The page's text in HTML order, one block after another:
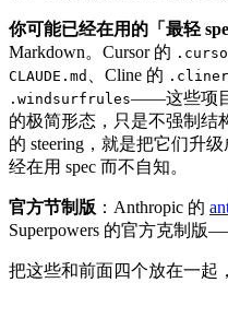
你可能已经在用的「最轻
Markdown。Cursor 的
CLAUDE.md 、Cline 的
.windsurfrules——这些项目
的极简形态，只是不强制结
的 steering，就是把它们升
经在用 spec 而不自知。
官方节制版 ：Anthropic 的
Superpowers 的官方克制版
把这些和前面四个放在一起